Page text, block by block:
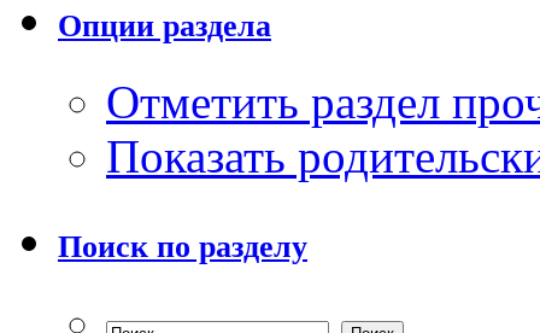
Опции раздела
Отметить раздел
Показать
Поиск по разделу